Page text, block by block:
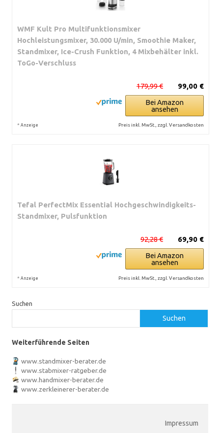
WMF Kult Pro Multifunktionsmixer
Hochleistungsmixer, 30.000 U/min, Smoothie Maker,
Standmixer, Ice-Crush Funktion, 4 Mixbehälter inkl.
ToGo-Verschluss
99,00 €
179,99 €
Bei Amazon
ansehen
* Anzeige Preis inkl. MwSt., zzgl. Versandkosten
Tefal PerfectMix Essential Hochgeschwindigkeits-
Standmixer, Pulsfunktion
69,90 €
92,28 €
Bei Amazon
ansehen
* Anzeige Preis inkl. MwSt., zzgl. Versandkosten
Suchen
Suchen
Weiterführende Seiten
www.standmixer-berater.de
www.stabmixer-ratgeber.de
www.handmixer-berater.de
www.zerkleinerer-berater.de
Impressum